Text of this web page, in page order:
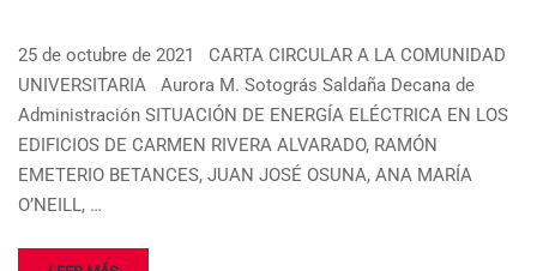
25 de octubre de 2021 CARTA CIRCULAR A LA COMUNIDAD
UNIVERSITARIA Aurora M. Sotográs Saldaña Decana de
Administración SITUACIÓN DE ENERGÍA ELÉCTRICA EN LOS
EDIFICIOS DE CARMEN RIVERA ALVARADO, RAMÓN
EMETERIO BETANCES, JUAN JOSÉ OSUNA, ANA MARÍA
O’NEILL, …